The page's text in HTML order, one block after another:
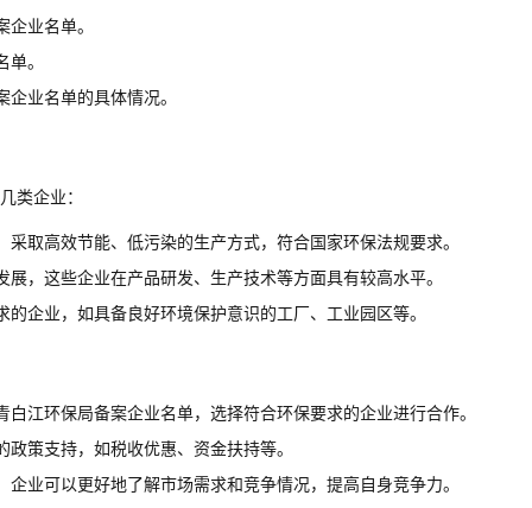
业名单。
。
业名单的具体情况。
类企业：
取高效节能、低污染的生产方式，符合国家环保法规要求。
，这些企业在产品研发、生产技术等方面具有较高水平。
企业，如具备良好环境保护意识的工厂、工业园区等。
江环保局备案企业名单，选择符合环保要求的企业进行合作。
策支持，如税收优惠、资金扶持等。
业可以更好地了解市场需求和竞争情况，提高自身竞争力。